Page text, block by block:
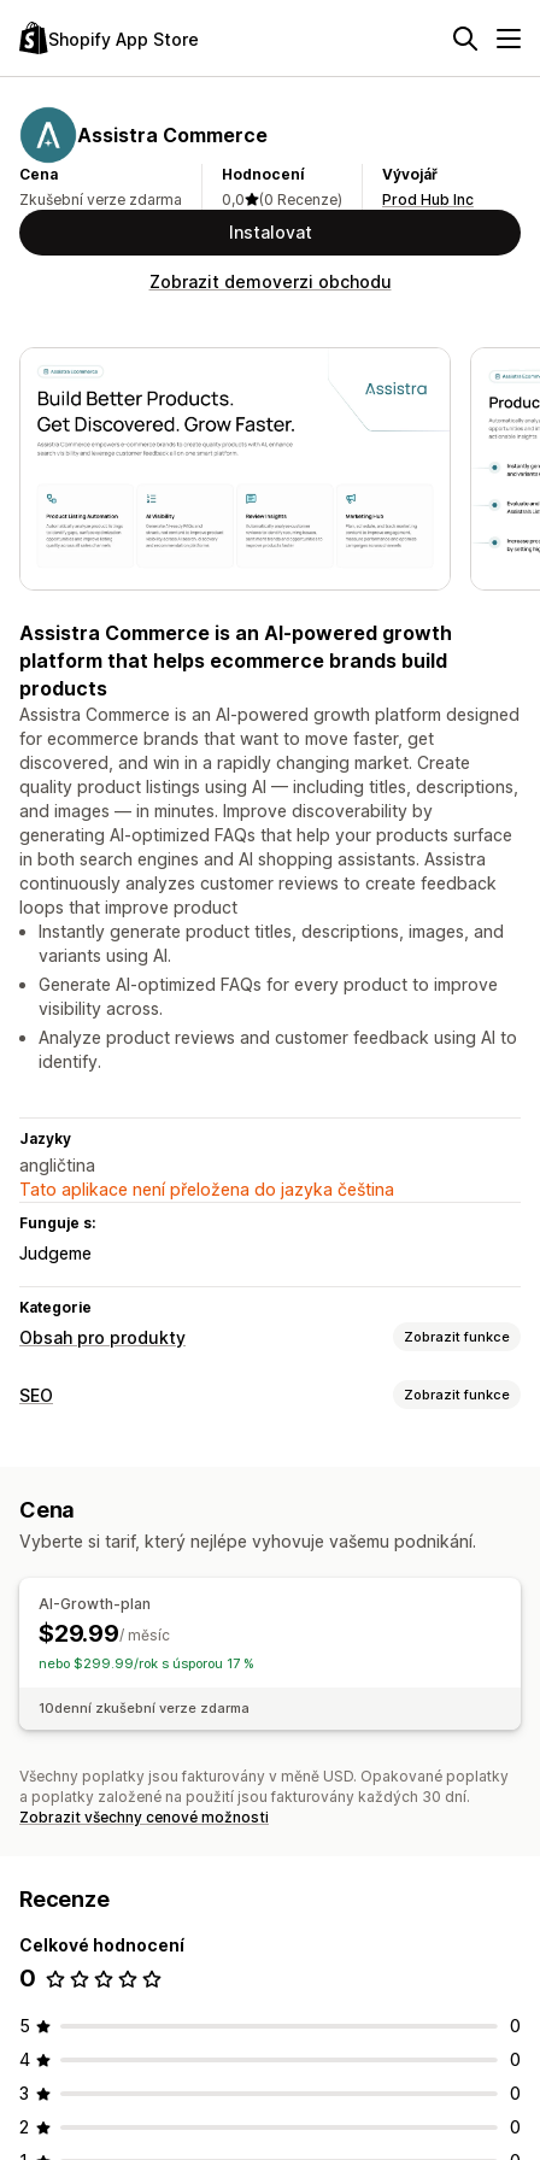
Shopify App Store
Assistra Commerce
Cena
Zkušební verze zdarma
Hodnocení
0,0
(0 Recenze)
Vývojář
Prod Hub Inc
Instalovat
Zobrazit demoverzi obchodu
Assistra Commerce is an AI-powered growth
platform that helps ecommerce brands build
products
Assistra Commerce is an AI-powered growth platform designed
for ecommerce brands that want to move faster, get
discovered, and win in a rapidly changing market. Create
quality product listings using AI — including titles, descriptions,
and images — in minutes. Improve discoverability by
generating AI-optimized FAQs that help your products surface
in both search engines and AI shopping assistants. Assistra
continuously analyzes customer reviews to create feedback
loops that improve product
Instantly generate product titles, descriptions, images, and
variants using AI.
Generate AI-optimized FAQs for every product to improve
visibility across.
Analyze product reviews and customer feedback using AI to
identify.
Jazyky
angličtina
Tato aplikace není přeložena do jazyka čeština
Funguje s:
Judgeme
Kategorie
Obsah pro produkty Zobrazit funkce
Typy obsahu
Vytváření obsahu
Generování pomocí umělé inteligence
SEO blogů Audity SEO
SEO Zobrazit funkce
Optimalizace obsahu
Cena
Vyberte si tarif, který nejlépe vyhovuje vašemu podnikání.
AI-Growth-plan
$29.99/ měsíc
nebo $299.99/rok s úsporou 17 %
10denní zkušební verze zdarma
Všechny poplatky jsou fakturovány v měně USD. Opakované poplatky
a poplatky založené na použití jsou fakturovány každých 30 dní.
Zobrazit všechny cenové možnosti
Recenze
Celkové hodnocení
0
5
0
4
0
3
0
2
0